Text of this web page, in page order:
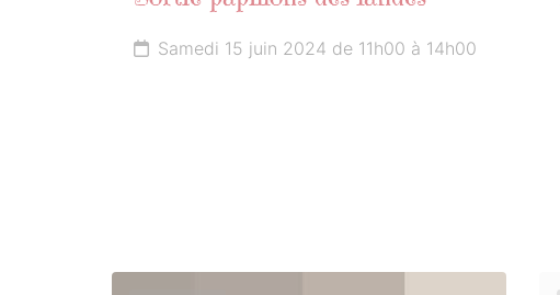
Samedi 15 juin 2024 de 11h00 à 14h00